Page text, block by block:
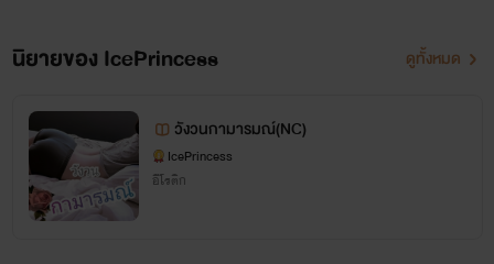
นิยายของ IcePrincess ดูทั้งหมด
วังวนกามารมณ์(NC)
IcePrincess
อีโรติก